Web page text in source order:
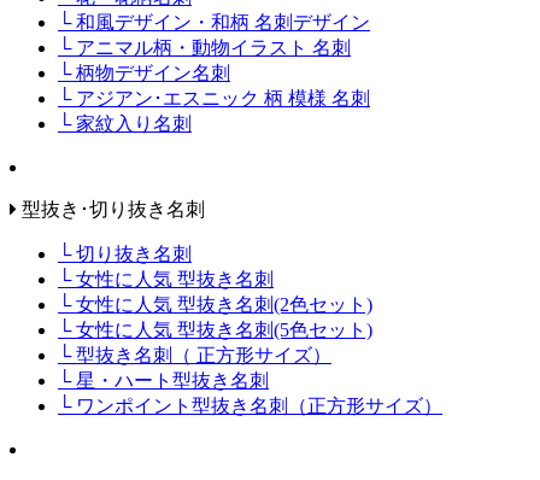
└ 和風デザイン・和柄 名刺デザイン
└ アニマル柄・動物イラスト 名刺
└ 柄物デザイン名刺
└ アジアン･エスニック 柄 模様 名刺
└ 家紋入り名刺
型抜き･切り抜き名刺
└ 切り抜き名刺
└ 女性に人気 型抜き名刺
└ 女性に人気 型抜き名刺(2色セット)
└ 女性に人気 型抜き名刺(5色セット)
└ 型抜き名刺（ 正方形サイズ）
└ 星・ハート型抜き名刺
└ ワンポイント型抜き名刺（正方形サイズ）